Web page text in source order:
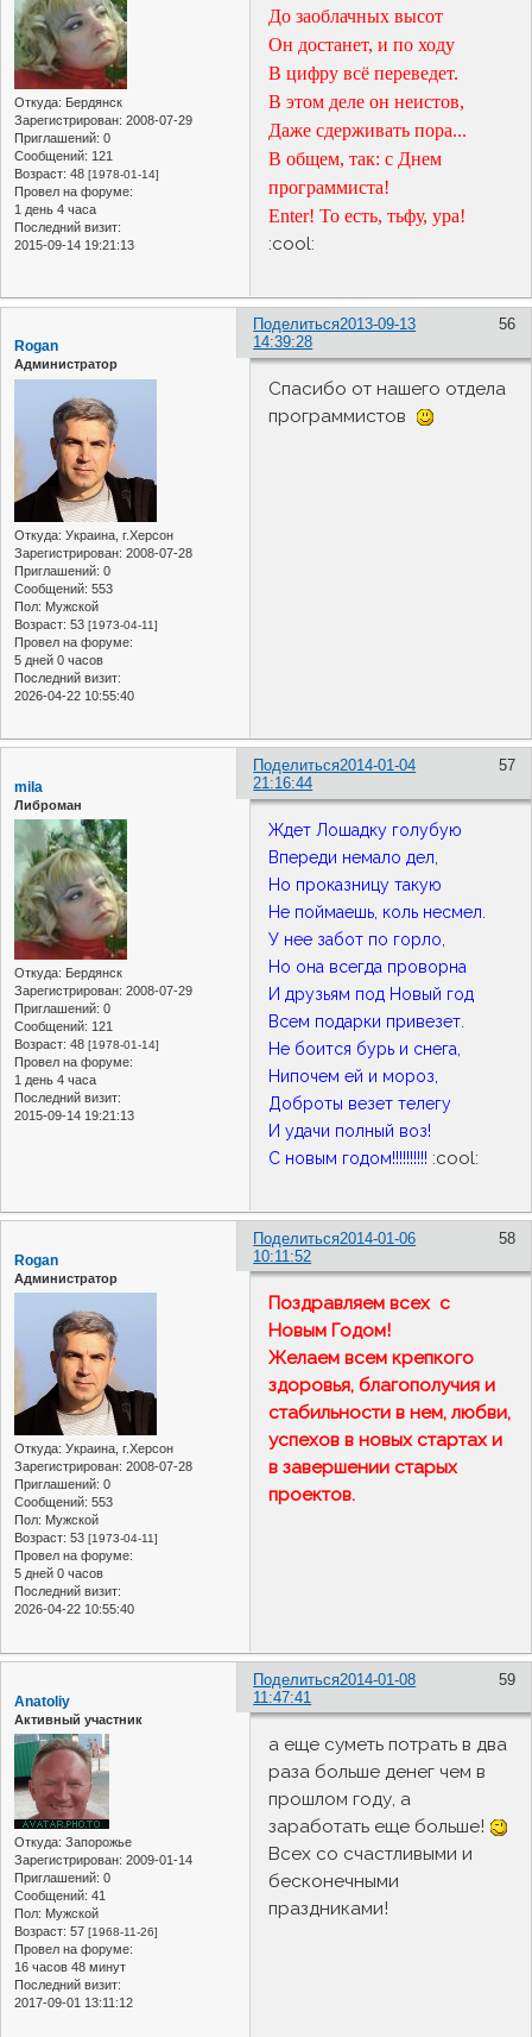
Откуда: Бердянск
Зарегистрирован: 2008-07-29
Приглашений: 0
Сообщений: 121
Возраст: 48 [1978-01-14]
Провел на форуме:
1 день 4 часа
Последний визит:
2015-09-14 19:21:13
До заоблачных высот
Он достанет, и по ходу
В цифру всё переведет.
В этом деле он неистов,
Даже сдерживать пора...
В общем, так: с Днем
программиста!
Enter! То есть, тьфу, ура!
:cool:
Поделиться 56
2013-09-13
14:39:28
Rogan
Администратор
Откуда: Украина, г.Херсон
Зарегистрирован: 2008-07-28
Приглашений: 0
Сообщений: 553
Пол: Мужской
Возраст: 53 [1973-04-11]
Провел на форуме:
5 дней 0 часов
Последний визит:
2026-04-22 10:55:40
Спасибо от нашего отдела
программистов
Поделиться 57
2014-01-04
21:16:44
mila
Либроман
Откуда: Бердянск
Зарегистрирован: 2008-07-29
Приглашений: 0
Сообщений: 121
Возраст: 48 [1978-01-14]
Провел на форуме:
1 день 4 часа
Последний визит:
2015-09-14 19:21:13
Ждет Лошадку голубую
Впереди немало дел,
Но проказницу такую
Не поймаешь, коль несмел.
У нее забот по горло,
Но она всегда проворна
И друзьям под Новый год
Всем подарки привезет.
Не боится бурь и снега,
Нипочем ей и мороз,
Доброты везет телегу
И удачи полный воз!
С новым годом!!!!!!!!!! :cool:
Поделиться 58
2014-01-06
10:11:52
Rogan
Администратор
Откуда: Украина, г.Херсон
Зарегистрирован: 2008-07-28
Приглашений: 0
Сообщений: 553
Пол: Мужской
Возраст: 53 [1973-04-11]
Провел на форуме:
5 дней 0 часов
Последний визит:
2026-04-22 10:55:40
Поздравляем всех с
Новым Годом!
Желаем всем крепкого
здоровья, благополучия и
стабильности в нем, любви,
успехов в новых стартах и
в завершении старых
проектов.
Поделиться 59
2014-01-08
11:47:41
Anatoliy
Активный участник
Откуда: Запорожье
Зарегистрирован: 2009-01-14
Приглашений: 0
Сообщений: 41
Пол: Мужской
Возраст: 57 [1968-11-26]
Провел на форуме:
16 часов 48 минут
Последний визит:
2017-09-01 13:11:12
а еще суметь потрать в два
раза больше денег чем в
прошлом году, а
заработать еще больше!
Всех со счастливыми и
бесконечными
праздниками!